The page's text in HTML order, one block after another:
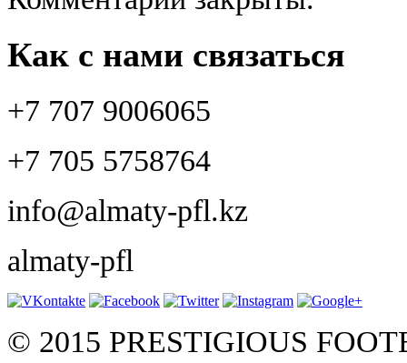
Как с нами связаться
+7 707 9006065
+7 705 5758764
info@almaty-pfl.kz
almaty-pfl
© 2015 PRESTIGIOUS